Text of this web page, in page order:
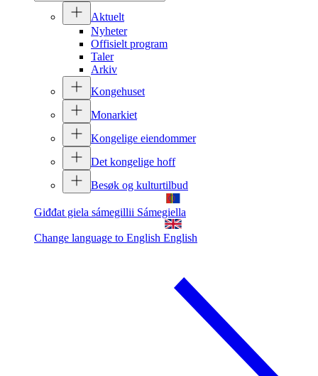
Aktuelt
Nyheter
Offisielt program
Taler
Arkiv
Kongehuset
Monarkiet
Kongelige eiendommer
Det kongelige hoff
Besøk og kulturtilbud
Giđđat giela sámegillii Sámegiella
Change language to English English